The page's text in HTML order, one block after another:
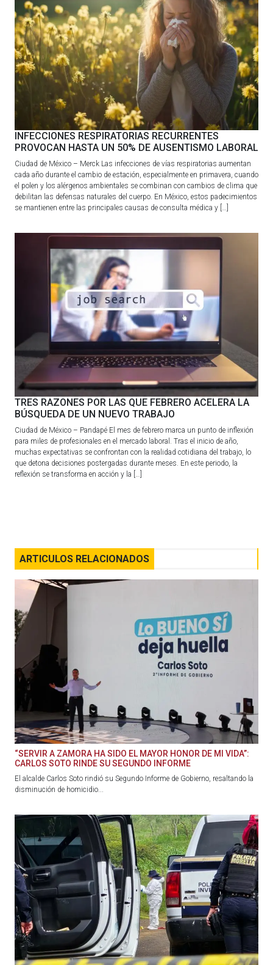
INFECCIONES RESPIRATORIAS RECURRENTES
PROVOCAN HASTA UN 50% DE AUSENTISMO LABORAL
Ciudad de México – Merck Las infecciones de vías respiratorias aumentan
cada año durante el cambio de estación, especialmente en primavera, cuando
el polen y los alérgenos ambientales se combinan con cambios de clima que
debilitan las defensas naturales del cuerpo. En México, estos padecimientos
se mantienen entre las principales causas de consulta médica y […]
TRES RAZONES POR LAS QUE FEBRERO ACELERA LA
BÚSQUEDA DE UN NUEVO TRABAJO
Ciudad de México – Pandapé El mes de febrero marca un punto de inflexión
para miles de profesionales en el mercado laboral. Tras el inicio de año,
muchas expectativas se confrontan con la realidad cotidiana del trabajo, lo
que detona decisiones postergadas durante meses. En este periodo, la
reflexión se transforma en acción y la […]
ARTICULOS RELACIONADOS
“SERVIR A ZAMORA HA SIDO EL MAYOR HONOR DE MI VIDA”:
CARLOS SOTO RINDE SU SEGUNDO INFORME
El alcalde Carlos Soto rindió su Segundo Informe de Gobierno, resaltando la
disminución de homicidio...